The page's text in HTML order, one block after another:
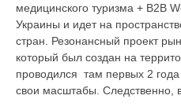
медицинского туризма + B2B
Украины и идет на
стран. Резонансный проект
который был создан на
проводился там первых 2
свои масштабы. Следственно,